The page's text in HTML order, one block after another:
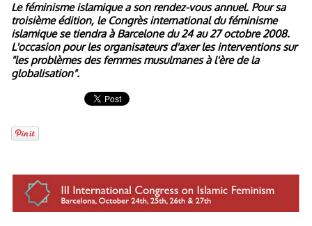
Le féminisme islamique a son rendez-vous annuel. Pour sa
troisième édition, le Congrès international du féminisme
islamique se tiendra à Barcelone du 24 au 27 octobre 2008.
L'occasion pour les organisateurs d'axer les interventions sur
"les problèmes des femmes musulmanes à l'ère de la
globalisation".